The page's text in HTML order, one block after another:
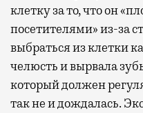
клетку за то, что он
посетителями» из-за
выбраться из клетки
челюсть и вырвала
который должен
так не и дождалась.